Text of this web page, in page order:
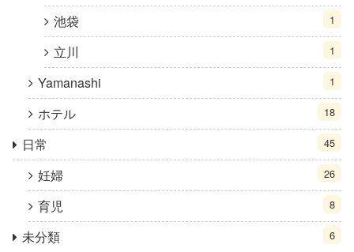
池袋 1
立川 1
Yamanashi 1
ホテル 18
日常 45
妊婦 26
育児 8
未分類 6